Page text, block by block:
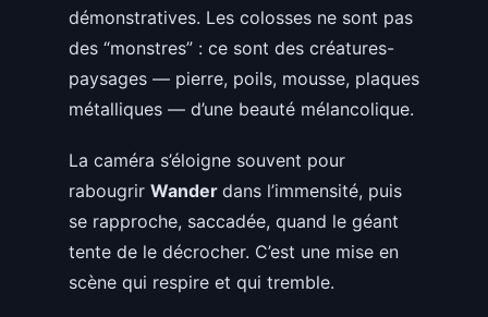
démonstratives. Les colosses ne sont pas
des “monstres” : ce sont des créatures-
paysages — pierre, poils, mousse, plaques
métalliques — d’une beauté mélancolique.
La caméra s’éloigne souvent pour
rabougrir Wander dans l’immensité, puis
se rapproche, saccadée, quand le géant
tente de le décrocher. C’est une mise en
scène qui respire et qui tremble.